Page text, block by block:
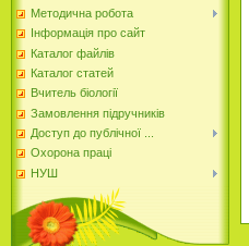
Методична робота
Інформація про сайт
Каталог файлів
Каталог статей
Вчитель біології
Замовлення підручників
Доступ до публічної ...
Охорона праці
НУШ